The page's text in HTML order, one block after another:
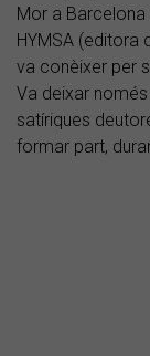
Mor a Barcelona
HYMSA (editora
va conèixer per
Va deixar
satíriques
formar part,